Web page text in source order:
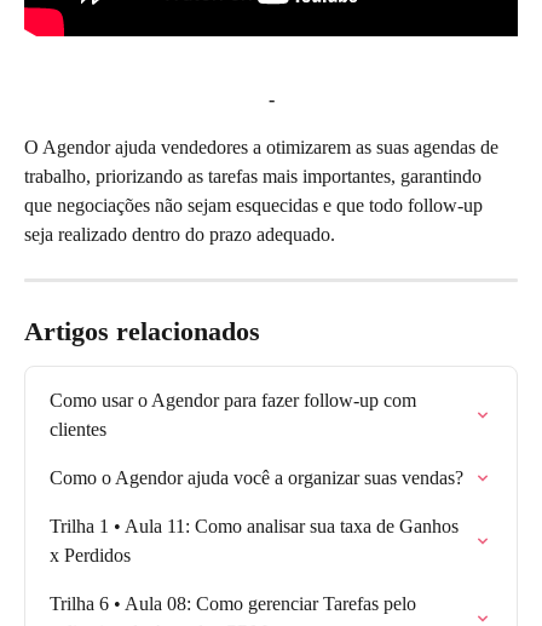
-
O Agendor ajuda vendedores a otimizarem as suas agendas de
trabalho, priorizando as tarefas mais importantes, garantindo
que negociações não sejam esquecidas e que todo follow-up
seja realizado dentro do prazo adequado.
Artigos relacionados
Como usar o Agendor para fazer follow-up com
clientes
Como o Agendor ajuda você a organizar suas vendas?
Trilha 1 • Aula 11: Como analisar sua taxa de Ganhos
x Perdidos
Trilha 6 • Aula 08: Como gerenciar Tarefas pelo